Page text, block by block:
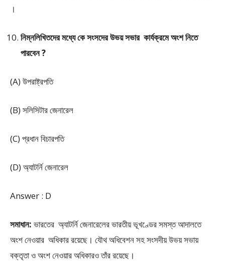
।
নিম্নলিখিতদের মধ্যে কে সংসদের উভয় সভার কার্যক্রমে অংশ নিতে
পারবেন ?
(A) উপরাষ্ট্রপতি
(B) সলিসিটার জেনারেল
(C) প্রধান বিচারপতি
(D) অ্যাটর্নি জেনারেল
Answer : D
সমাধান: ভারতের অ্যাটর্নি জেনারেলের ভারতীয় ভূখণ্ডের সমস্ত আদালতে
অংশ নেওয়ার অধিকার রয়েছে। যৌথ অধিবেশন সহ সংসদীয় উভয় সভায়
বক্তৃতা ও অংশ নেওয়ার অধিকারও তাঁর রয়েছে।